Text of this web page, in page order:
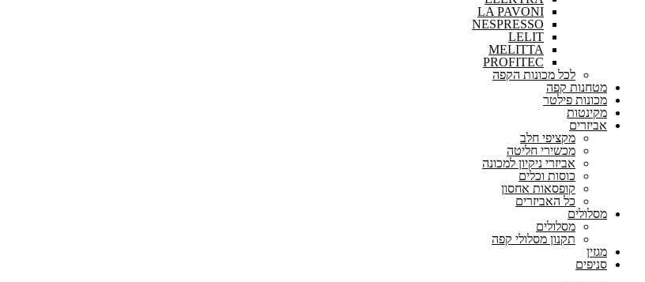
LA PAVONI
NESPRESSO
LELIT
MELITTA
PROFITEC
לכל מכונות הקפה
מטחנות קפה
מכונות פילטר
מקינטות
אביזרים
מקציפי חלב
מכשירי חליטה
אביזרי ניקיון למכונה
כוסות וכלים
קופסאות אחסון
כל האביזרים
מסלולים
מסלולים
תקנון מסלולי קפה
מגזין
סניפים